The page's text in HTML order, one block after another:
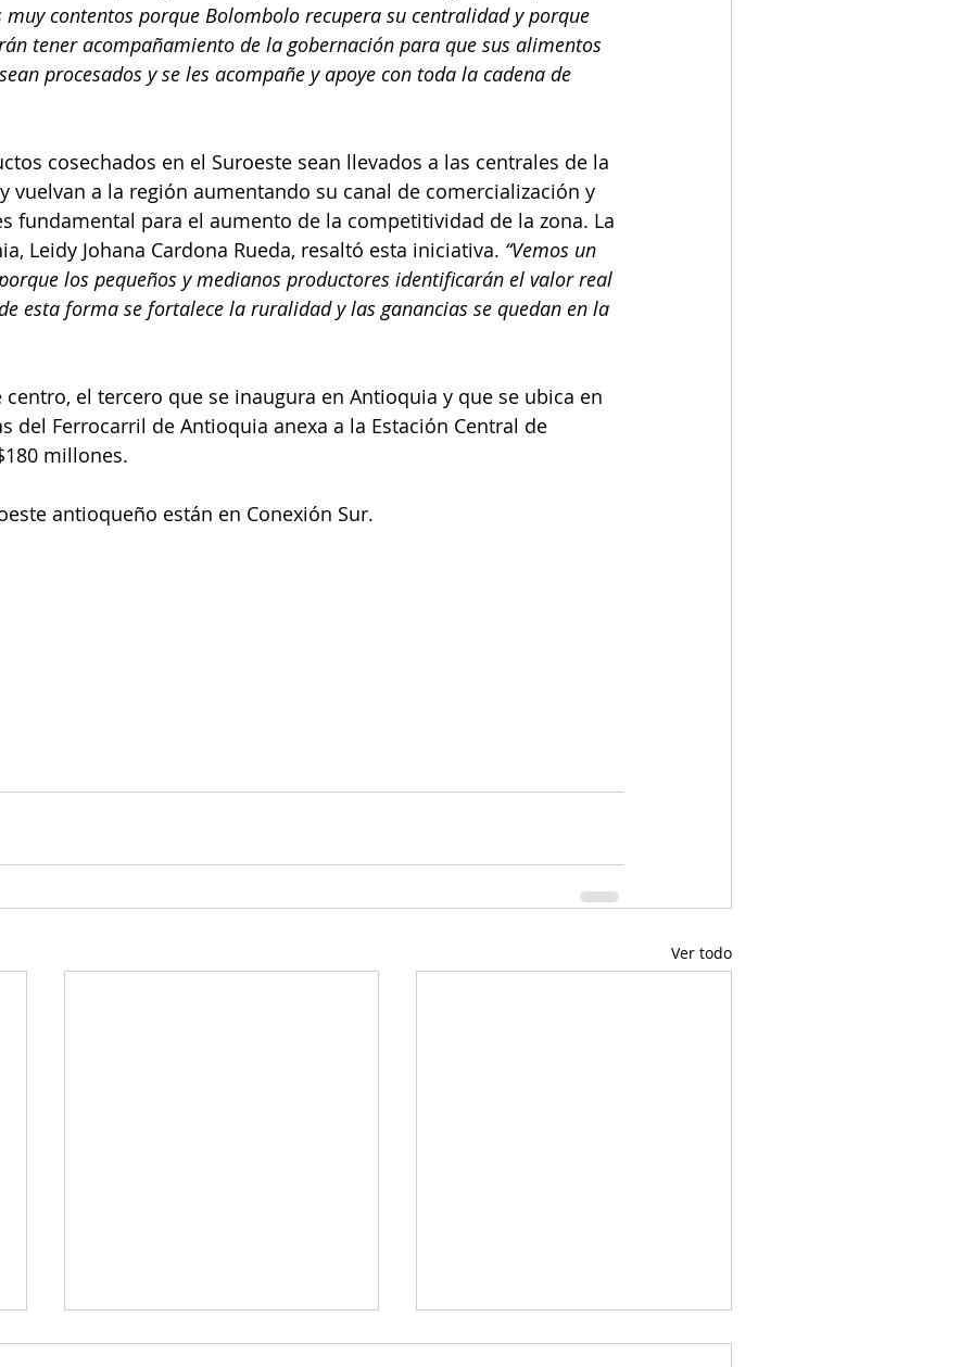
muy contentos porque Bolombolo recupera su centralidad y porque
tener acompañamiento de la gobernación para que sus alimentos
procesados y se les acompañe y apoye con toda la cadena de
cosechados en el Suroeste sean llevados a las centrales de la
vuelvan a la región aumentando su canal de comercialización y
fundamental para el aumento de la competitividad de la zona. La
Leidy Johana Cardona Rueda, resaltó esta iniciativa. “Vemos un
los pequeños y medianos productores identificarán el valor real
esta forma se fortalece la ruralidad y las ganancias se quedan en la
centro, el tercero que se inaugura en Antioquia y que se ubica en
del Ferrocarril de Antioquia anexa a la Estación Central de
millones.
antioqueño están en Conexión Sur.
Ver todo